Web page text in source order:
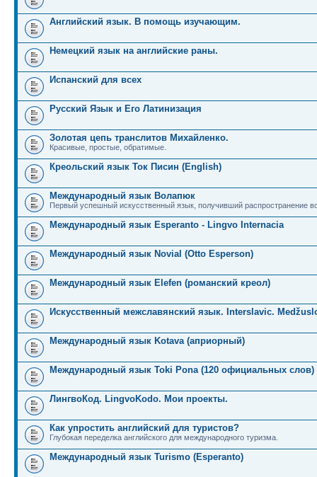
Английский язык. В помощь изучающим.
Немецкий язык на английские раны.
Испанский для всех
Русский Язык и Его Латинизация
Золотая цепь транслитов Михайленко.
Красивые, простые, обратимые.
Креольский язык Ток Писин (English)
Международный язык Волапюк
Первый успешный искусственный язык, получивший распространение
Международный язык Esperanto - Lingvo Internacia
Международный язык Novial (Otto Esperson)
Международный язык Elefen (романский креол)
Искусственный межславянский язык. Interslavic.
Международный язык Kotava (априорный)
Международный язык Toki Pona (120 официальных слов)
ЛингвоКод. LingvoKodo. Мои проекты.
Как упростить английский для туристов?
Глубокая переделка английского для международного туризма.
Международный язык Turismo (Esperanto)